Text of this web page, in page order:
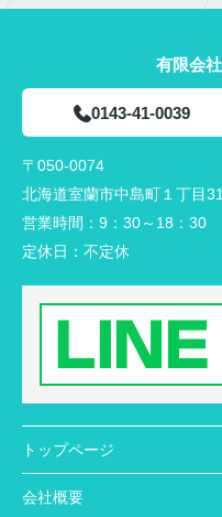
有限会
0143-41-0039
〒050-0074
北海道室蘭市中島町１丁目
営業時間： 9：30～18：30
定休日： 不定休
トップページ
会社概要